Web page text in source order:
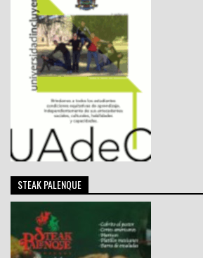
STEAK PALENQUE